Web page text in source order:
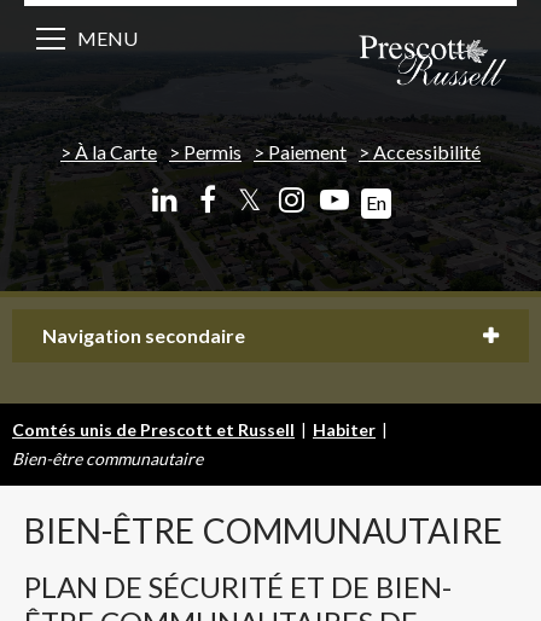
À la Carte Permis Paiement Accessibilité
𝕏 En
MENU
Navigation secondaire
Comtés unis de Prescott et Russell | Habiter |
Bien-être communautaire
BIEN-ÊTRE COMMUNAUTAIRE
PLAN DE SÉCURITÉ ET DE BIEN-